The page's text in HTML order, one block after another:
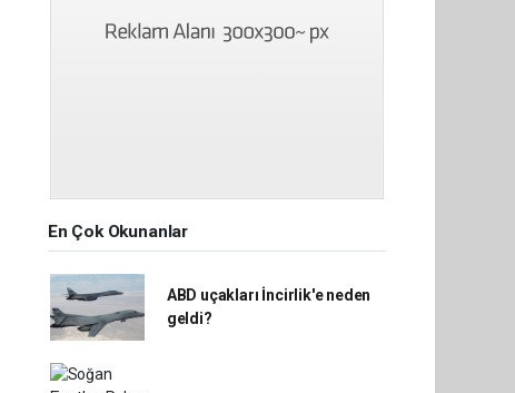
En Çok Okunanlar
ABD uçakları İncirlik'e neden
geldi?